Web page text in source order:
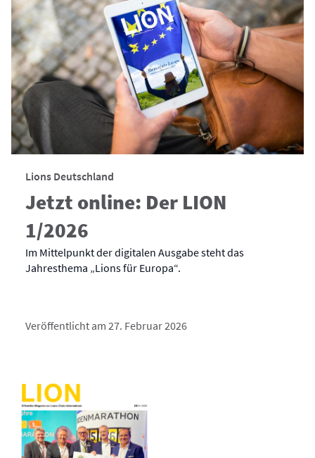
Lions Deutschland
Jetzt online: Der LION
1/2026
Im Mittelpunkt der digitalen Ausgabe steht das
Jahresthema „Lions für Europa“.
Veröffentlicht am 27. Februar 2026